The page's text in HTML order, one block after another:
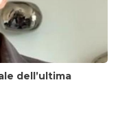
dell’ultima